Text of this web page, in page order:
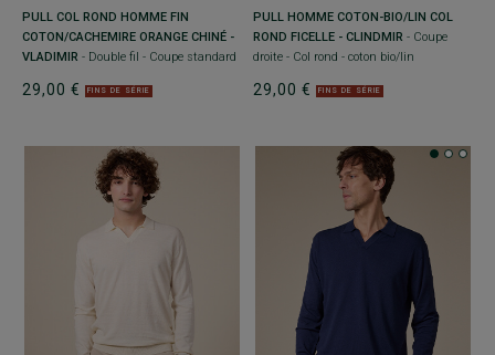
PULL COL ROND HOMME FIN
COTON/CACHEMIRE ORANGE CHINÉ -
VLADIMIR - Double fil - Coupe standard
29,00 € FINS DE SÉRIE
PULL HOMME COTON-BIO/LIN COL
ROND FICELLE - CLINDMIR - Coupe
droite - Col rond - coton bio/lin
29,00 € FINS DE SÉRIE